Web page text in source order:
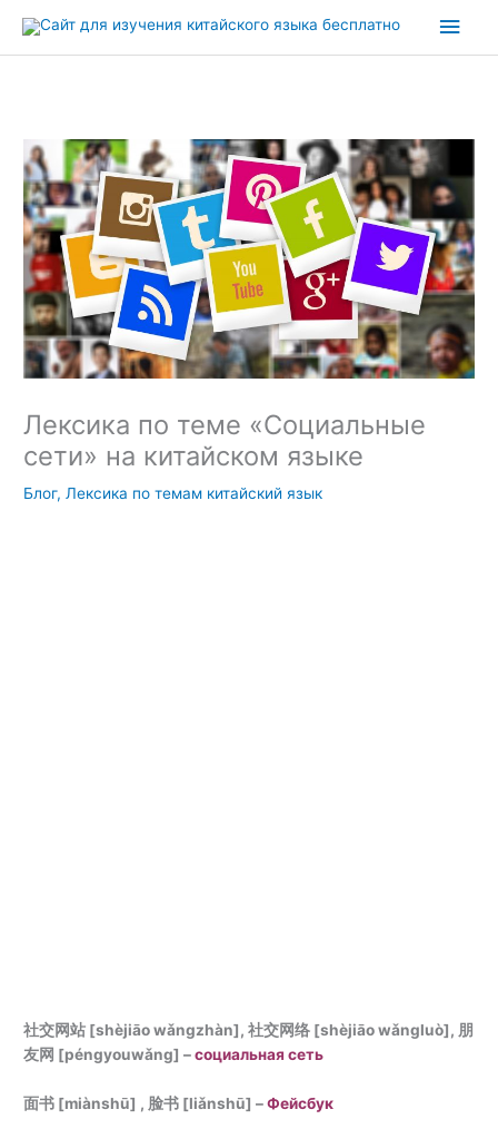
содержимому
Лексика по теме «Социальные
сети» на китайском языке
Блог, Лексика по темам китайский язык
社交网站 [shèjiāo wǎngzhàn], 社交网络 [shèjiāo wǎngluò], 朋
友网 [péngyouwǎng] –социальная сеть
面书 [miànshū] , 脸书 [liǎnshū] –Фейсбук